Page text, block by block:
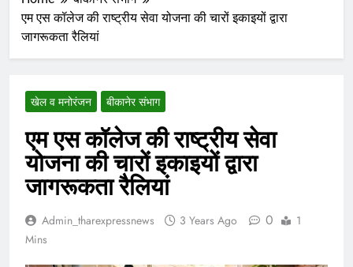
एम एस कॉलेज की राष्ट्रीय सेवा योजना की चारों इकाइयों द्वारा
जागरूकता रैलियां
खेल व मनोरंजन बीकानेर संभाग
एम एस कॉलेज की राष्ट्रीय सेवा
योजना की चारों इकाइयों द्वारा
जागरूकता रैलियां
Admin_tharexpressnews 3 Years Ago 0
1
Mins